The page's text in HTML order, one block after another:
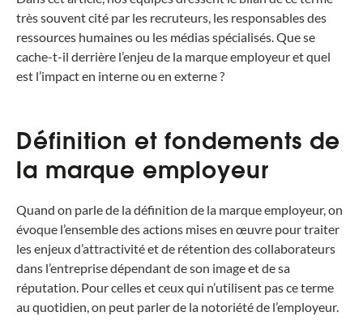
très souvent cité par les recruteurs, les responsables des
ressources humaines ou les médias spécialisés. Que se
cache-t-il derrière l’enjeu de la marque employeur et quel
est l’impact en interne ou en externe ?
Définition et fondements de
la marque employeur
Quand on parle de la définition de la marque employeur, on
évoque l’ensemble des actions mises en œuvre pour traiter
les enjeux d’attractivité et de rétention des collaborateurs
dans l’entreprise dépendant de son image et de sa
réputation. Pour celles et ceux qui n’utilisent pas ce terme
au quotidien, on peut parler de la notoriété de l’employeur.